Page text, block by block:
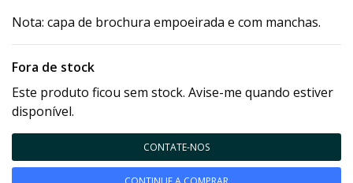
Nota: capa de brochura empoeirada e com manchas.
Fora de stock
Este produto ficou sem stock. Avise-me quando estiver
disponível.
CONTATE-NOS